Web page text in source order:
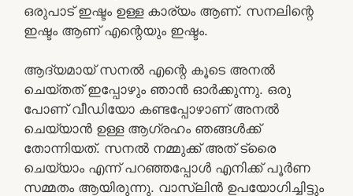
ഒരുപാട് ഇഷ്ടം ഉള്ള കാര്യം ആണ്. സനലിന്റെ
ഇഷ്ടം ആണ് എന്റെയും ഇഷ്ടം.
ആദ്യമായ് സനല്‍ എന്റെ കൂടെ അനല്‍
ചെയ്തത് ഇപ്പോഴും ഞാന്‍ ഓര്‍ക്കുന്നു. ഒരു
പോണ് വീഡിയോ കണ്ടപ്പോഴാണ് അനല്‍
ചെയ്യാന്‍ ഉള്ള ആഗ്രഹം ഞങ്ങള്‍ക്ക്
തോന്നിയത്. സനല്‍ നമ്മുക്ക് അത് ട്രൈ
ചെയ്യാം എന്ന് പറഞ്ഞപ്പോള്‍ എനിക്ക് പൂര്‍ണ
സമ്മതം ആയിരുന്നു. വാസ്‌ലിന്‍ ഉപയോഗിച്ചിട്ടും